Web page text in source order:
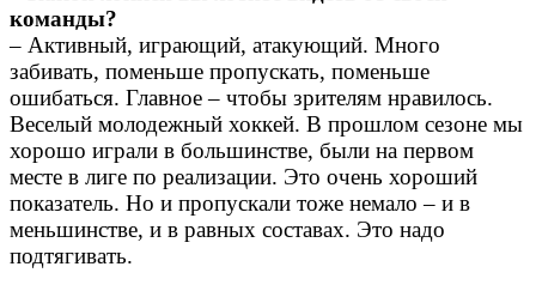
команды?
– Активный, играющий, атакующий. Много
забивать, поменьше пропускать, поменьше
ошибаться. Главное – чтобы зрителям нравилось.
Веселый молодежный хоккей. В прошлом сезоне мы
хорошо играли в большинстве, были на первом
месте в лиге по реализации. Это очень хороший
показатель. Но и пропускали тоже немало – и в
меньшинстве, и в равных составах. Это надо
подтягивать.